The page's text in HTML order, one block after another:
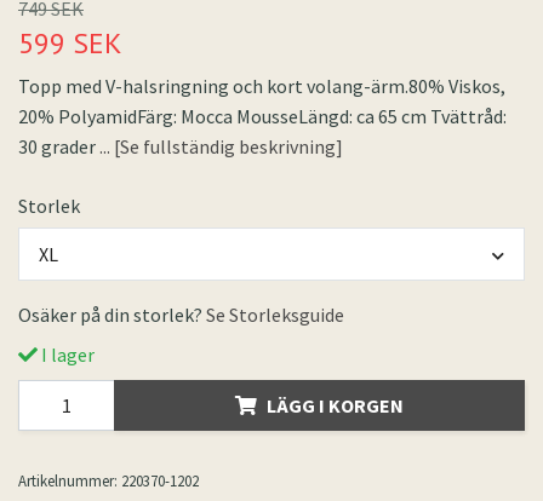
749 SEK
599 SEK
Topp med V-halsringning och kort volang-ärm.80% Viskos,
20% PolyamidFärg: Mocca MousseLängd: ca 65 cm Tvättråd:
30 grader ... [Se fullständig beskrivning]
Storlek
XL
Osäker på din storlek? Se Storleksguide
I lager
LÄGG I KORGEN
Artikelnummer: 220370-1202